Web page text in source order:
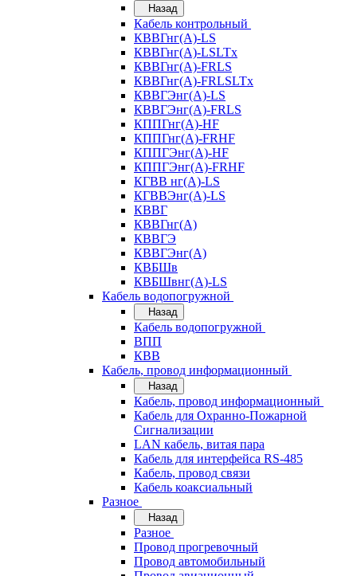
Назад
Кабель контрольный
КВВГнг(А)-LS
КВВГнг(А)-LSLTx
КВВГнг(А)-FRLS
КВВГнг(А)-FRLSLTx
КВВГЭнг(А)-LS
КВВГЭнг(А)-FRLS
КППГнг(А)-HF
КППГнг(А)-FRHF
КППГЭнг(А)-HF
КППГЭнг(А)-FRHF
КГВВ нг(А)-LS
КГВВЭнг(А)-LS
КВВГ
КВВГнг(А)
КВВГЭ
КВВГЭнг(А)
КВБШв
КВБШвнг(А)-LS
Кабель водопогружной
Назад
Кабель водопогружной
ВПП
КВВ
Кабель, провод информационный
Назад
Кабель, провод информационный
Кабель для Охранно-Пожарной
Сигнализации
LAN кабель, витая пара
Кабель для интерфейса RS-485
Кабель, провод связи
Кабель коаксиальный
Разное
Назад
Разное
Провод прогревочный
Провод автомобильный